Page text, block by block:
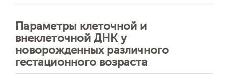
Параметры клеточной и
внеклеточной ДНК у
новорожденных различного
гестационного возраста